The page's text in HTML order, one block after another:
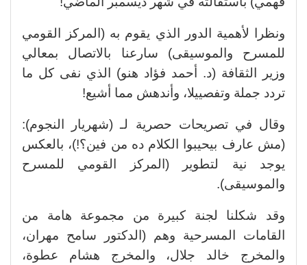
ونظرا لأهمية الدور الذي يقوم به (المركز القومي
للمسرح والموسيقى) سارعنا بالاتصال بمعالي
وزير الثقافة (د. أحمد فؤاد هنو) الذي نفى كل ما
تردد جملة وتفصييلا، وأندهش مما أشيع!
وقال في تصريحات حصرية لـ (شهريار النجوم):
(مش عارف بيحيبوا الكلام ده من فين؟!)، بالعكس
يوجد نية لتطوير (المركز القومي للمسرح
والموسيقى).
وقد شكلنا لجنة كبيرة من مجموعة هامة من
القامات المسرحية وهم (الدكتور سامح مهران،
والمخرج خالد جلال، والمخرج هشام عطوة،